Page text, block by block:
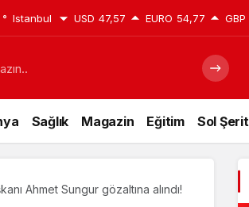
Istanbul USD 47,57 EURO 54,77 GBP
Sağlık Magazin Eğitim Sol Şerit
Ahmet Sungur gözaltına alındı!